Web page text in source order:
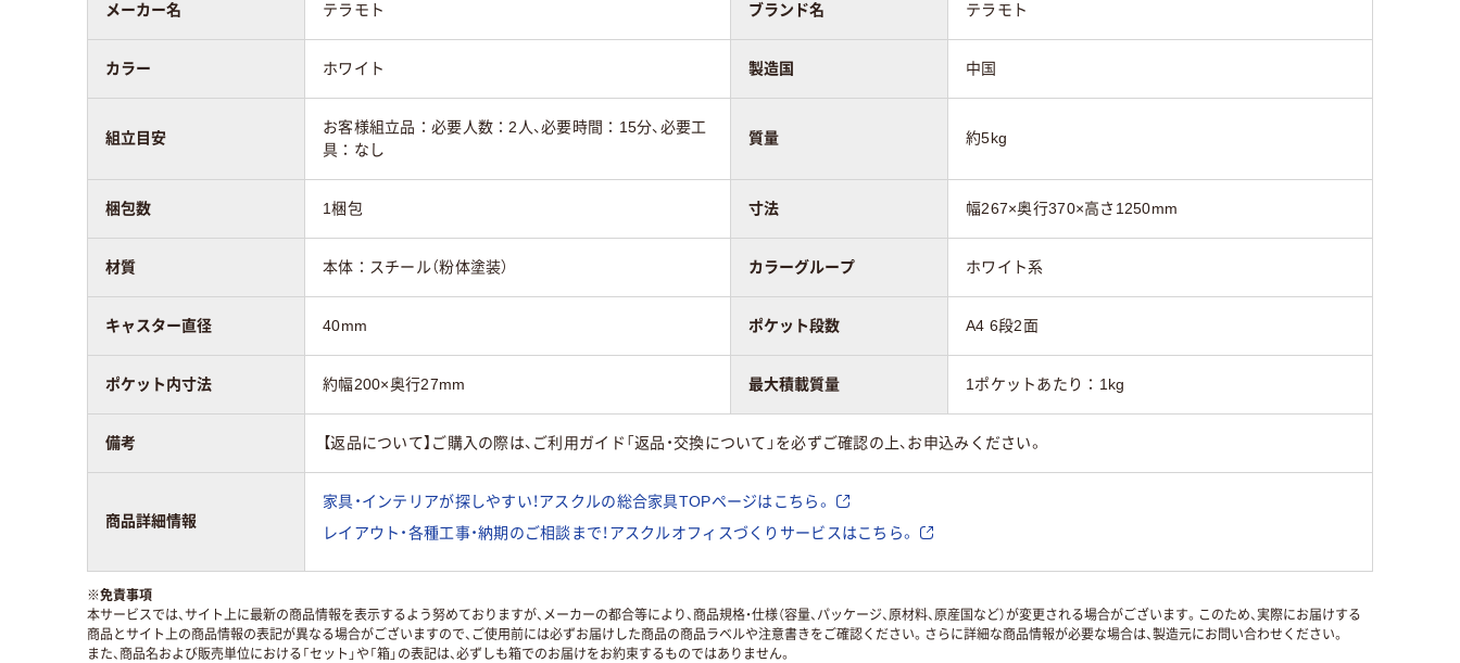
メーカー名 テラモト ブランド名 テラモト
カラー ホワイト 製造国 中国
組立目安
お客様組立品：必要人数：2人、必要時間：15分、必要工
具：なし
質量 約5kg
梱包数 1梱包 寸法 幅267×奥行370×高さ1250mm
材質 本体：スチール（粉体塗装） カラーグループ ホワイト系
キャスター直径 40mm ポケット段数 A4 6段2面
ポケット内寸法 約幅200×奥行27mm 最大積載質量 1ポケットあたり：1kg
備考 【返品について】ご購入の際は、ご利用ガイド「返品・交換について」を必ずご確認の上、お申込みください。
商品詳細情報
家具・インテリアが探しやすい！アスクルの総合家具TOPページはこちら。
レイアウト・各種工事・納期のご相談まで！アスクルオフィスづくりサービスはこちら。
※免責事項
本サービスでは、サイト上に最新の商品情報を表示するよう努めておりますが、メーカーの都合等により、商品規格・仕様（容量、パッケージ、原材料、原産国など）が変更される場合がございます。このため、実際にお届けする
商品とサイト上の商品情報の表記が異なる場合がございますので、ご使用前には必ずお届けした商品の商品ラベルや注意書きをご確認ください。さらに詳細な商品情報が必要な場合は、製造元にお問い合わせください。
また、商品名および販売単位における「セット」や「箱」の表記は、必ずしも箱でのお届けをお約束するものではありません。